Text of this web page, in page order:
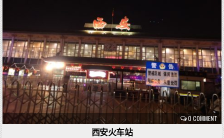
0 COMMENT
e
d
i
n
西安火车站